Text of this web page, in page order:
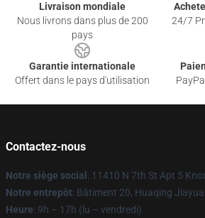
Livraison mondiale
Nous livrons dans plus de 200
pays
24/7
Garantie internationale
Offert dans le pays d'utilisation
Contactez-nous
Notre siège social : 11410 N 7th St Apt 5
Notre entrepôt: Bâtiment 20, Huaqing
Heure: 9h – 17h (lu – vendredi)